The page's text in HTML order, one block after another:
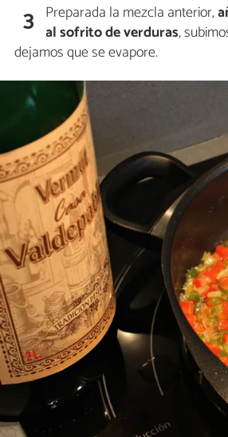
3 Preparada la mezcla anterior,
al sofrito de verduras,
dejamos que se evapore.